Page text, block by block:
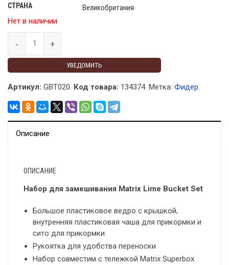
СТРАНА
Великобритания
Нет в наличии
УВЕДОМИТЬ
Артикул: GBT020. Код товара: 134374. Метка: Фидер.
Описание
ОПИСАНИЕ
Набор для замешивания Matrix Lime Bucket Set
Большое пластиковое ведро с крышкой,
внутренняя пластиковая чаша для прикормки и
сито для прикормки
Рукоятка для удобства переноски
Набор совместим с тележкой Matrix Superbox